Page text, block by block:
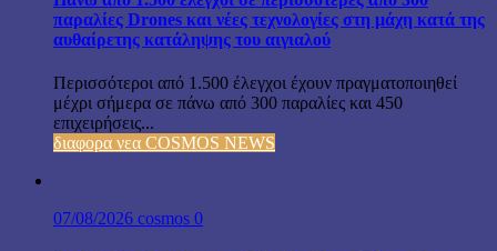
παραλίες Drones και νέες τεχνολογίες στη μάχη κατά της
αυθαίρετης κατάληψης του αιγιαλού
Περισσότεροι από 1.500 έλεγχοι έχουν πραγματοποιηθεί
μέχρι σήμερα σε πάνω από 300 παραλίες και 450
επιχειρήσεις...
διαφορα νεα COSMOS NEWS
07/08/2026 cosmos 0